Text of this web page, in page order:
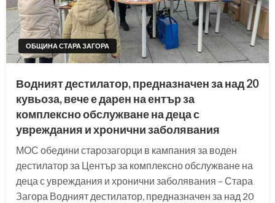
ОБЩИНА СТАРА ЗАГОРА
Водният дестилатор, предназначен за над 20
кувьоза, вече е дарен на ентър за
комплексно обслужване на деца с
увреждания и хронични заболявания
МОС обедини старозагорци в кампания за воден
дестилатор за Център за комплексно обслужване на
деца с увреждания и хронични заболявания – Стара
Загора Водният дестилатор, предназначен за над 20